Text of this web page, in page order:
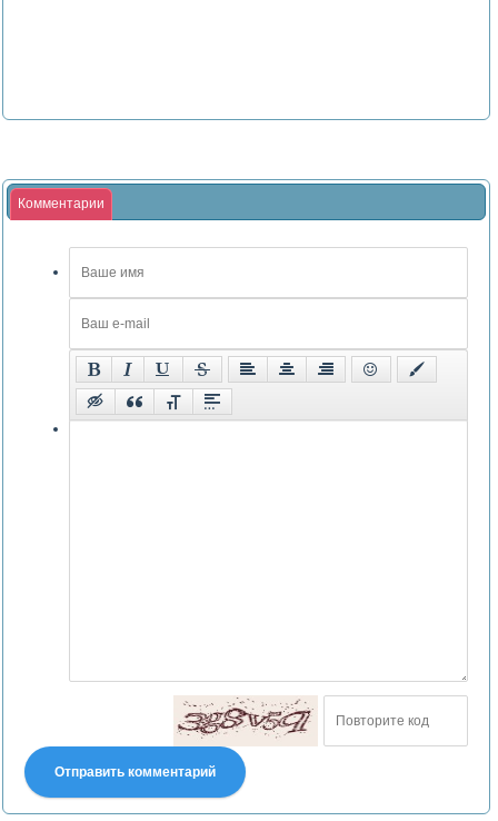
Комментарии
Отправить комментарий